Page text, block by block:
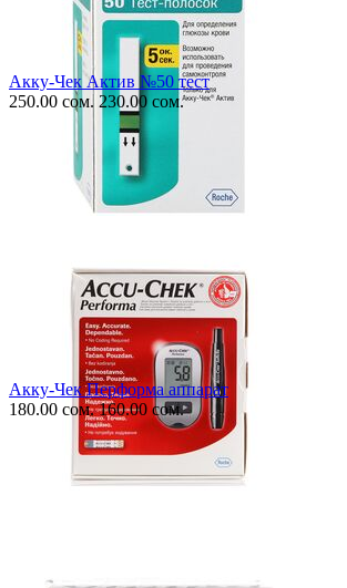
Акку-Чек Актив №50 тест
250.00 сом. 230.00 сом.
Акку-Чек Перформа аппарат
180.00 сом. 160.00 сом.